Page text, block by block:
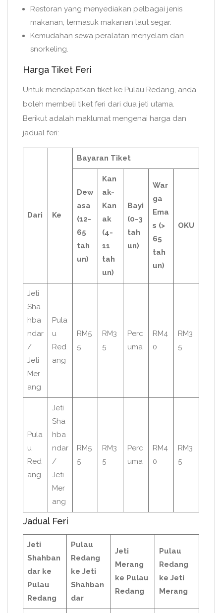
Restoran yang menyediakan pelbagai jenis
makanan, termasuk makanan laut segar.
Kemudahan sewa peralatan menyelam dan
snorkeling.
Harga Tiket Feri
Untuk mendapatkan tiket ke Pulau Redang, anda
boleh membeli tiket feri dari dua jeti utama.
Berikut adalah maklumat mengenai harga dan
jadual feri:
Dari Ke
Bayaran Tiket
Dew
asa
(12-
65
tah
un)
Kan
ak-
Kan
ak
(4-
11
tah
un)
Bayi
(0-3
tah
un)
War
ga
Ema
s (>
65
tah
un)
OKU
Jeti
Sha
hba
ndar
/
Jeti
Mer
ang
Pula
u
Red
ang
RM5
5
RM3
5
Perc
uma
RM4
0
RM3
5
Pula
u
Red
ang
Jeti
Sha
hba
ndar
/
Jeti
Mer
ang
RM5
5
RM3
5
Perc
uma
RM4
0
RM3
5
Jadual Feri
Jeti
Shahban
dar ke
Pulau
Redang
Pulau
Redang
ke Jeti
Shahban
dar
Jeti
Merang
ke Pulau
Redang
Pulau
Redang
ke Jeti
Merang